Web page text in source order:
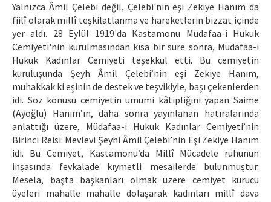
Yalnızca Âmil Çelebi değil, Çelebi'nin eşi Zekiye Hanım da
fiilî olarak millî teşkilatlanma ve hareketlerin bizzat içinde
yer aldı. 28 Eylül 1919'da Kastamonu Müdafaa-i Hukuk
Cemiyeti'nin kurulmasından kısa bir süre sonra, Müdafaa-i
Hukuk Kadınlar Cemiyeti teşekkül etti. Bu cemiyetin
kuruluşunda Şeyh Âmil Çelebi’nin eşi Zekiye Hanım,
muhakkak ki eşinin de destek ve teşvikiyle, başı çekenlerden
idi. Söz konusu cemiyetin umumi kâtipliğini yapan Saime
(Ayoğlu) Hanım’ın, daha sonra yayınlanan hatıralarında
anlattığı üzere, Müdafaa-i Hukuk Kadınlar Cemiyeti’nin
Birinci Reisi: Mevlevi Şeyhi Âmil Çelebi’nin Eşi Zekiye Hanım
idi. Bu Cemiyet, Kastamonu’da Millî Mücadele ruhunun
inşasında fevkalade kıymetli mesailerde bulunmuştur.
Mesela, başta başkanları olmak üzere cemiyet kurucu
üyeleri mahalle mahalle dolaşarak kadınları millî dava